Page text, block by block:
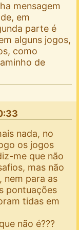
mensagem
em
parte é
alguns jogos,
como
de
nada, no
os jogos
me que não
mas não
nem para as
pontuações
tidas em
não é???